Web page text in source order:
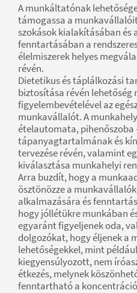
A munkáltatónak
támogassa a munkavállalóit
szokások kialakításában és
fenntartásában a
élelmiszerek helyes
révén.
Dietetikus és táplálkozási
biztosítása révén lehetőség
figyelembevételével az
munkavállalót. A
ételautomata, pihenőszoba
tápanyagtartalmának és
tervezése révén, valamint
kiválasztása munkahelyi
Arra buzdít, hogy a
ösztönözze a
alkalmazására és
hogy jóllétükre munkában
egyaránt figyeljenek oda,
dolgozókat, hogy éljenek a
lehetőségekkel, mint
kiegyensúlyozott, nem
étkezés, melynek
fenntartható a